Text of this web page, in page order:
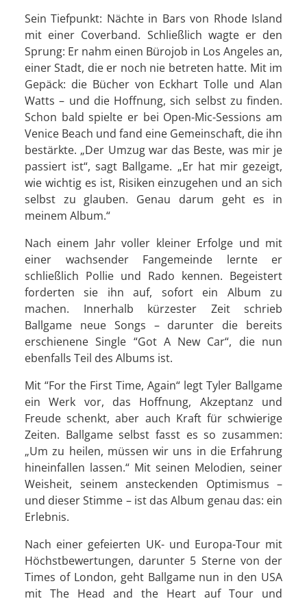
Sein Tiefpunkt: Nächte in Bars von Rhode Island
mit einer Coverband. Schließlich wagte er den
Sprung: Er nahm einen Bürojob in Los Angeles an,
einer Stadt, die er noch nie betreten hatte. Mit im
Gepäck: die Bücher von Eckhart Tolle und Alan
Watts – und die Hoffnung, sich selbst zu finden.
Schon bald spielte er bei Open-Mic-Sessions am
Venice Beach und fand eine Gemeinschaft, die ihn
bestärkte. „Der Umzug war das Beste, was mir je
passiert ist“, sagt Ballgame. „Er hat mir gezeigt,
wie wichtig es ist, Risiken einzugehen und an sich
selbst zu glauben. Genau darum geht es in
meinem Album.“
Nach einem Jahr voller kleiner Erfolge und mit
einer wachsender Fangemeinde lernte er
schließlich Pollie und Rado kennen. Begeistert
forderten sie ihn auf, sofort ein Album zu
machen. Innerhalb kürzester Zeit schrieb
Ballgame neue Songs – darunter die bereits
erschienene Single “Got A New Car“, die nun
ebenfalls Teil des Albums ist.
Mit “For the First Time, Again“ legt Tyler Ballgame
ein Werk vor, das Hoffnung, Akzeptanz und
Freude schenkt, aber auch Kraft für schwierige
Zeiten. Ballgame selbst fasst es so zusammen:
„Um zu heilen, müssen wir uns in die Erfahrung
hineinfallen lassen.“ Mit seinen Melodien, seiner
Weisheit, seinem ansteckenden Optimismus –
und dieser Stimme – ist das Album genau das: ein
Erlebnis.
Nach einer gefeierten UK- und Europa-Tour mit
Höchstbewertungen, darunter 5 Sterne von der
Times of London, geht Ballgame nun in den USA
mit The Head and the Heart auf Tour und